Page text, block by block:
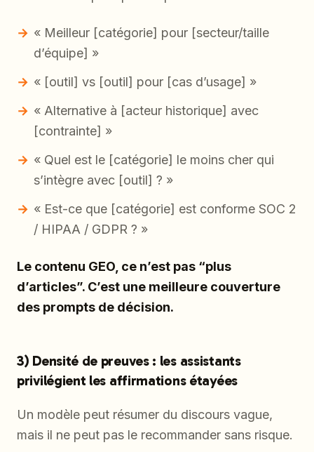
« Meilleur [catégorie] pour [secteur/taille
d’équipe] »
« [outil] vs [outil] pour [cas d’usage] »
« Alternative à [acteur historique] avec
[contrainte] »
« Quel est le [catégorie] le moins cher qui
s’intègre avec [outil] ? »
« Est-ce que [catégorie] est conforme SOC 2
/ HIPAA / GDPR ? »
Le contenu GEO, ce n’est pas “plus
d’articles”. C’est une meilleure couverture
des prompts de décision.
3) Densité de preuves : les assistants
privilégient les affirmations étayées
Un modèle peut résumer du discours vague,
mais il ne peut pas le recommander sans risque.